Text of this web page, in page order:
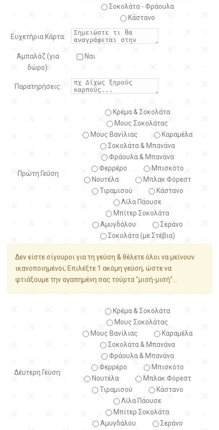
Σοκολάτα - Φράουλα
Κάστανο
Ευχετήρια Κάρτα:
Αμπαλάζ (για
δώρο):
Ναι
Παρατηρήσεις:
Πρώτη Γεύση
Κρέμα & Σοκολάτα
Μους Σοκολάτας
Μους Βανίλιας
Καραμέλα
Σοκολάτα & Μπανάνα
Φράουλα & Μπανάνα
Φερρέρο
Μπισκότο
Νουτέλα
Μπλακ Φόρεστ
Τιραμισού
Κάστανο
Λίλα Πάουσε
Μπίτερ Σοκολάτα
Αμυγδάλου
Σεράνο
Σοκολάτα (με Στέβια)
Δεν είστε σίγουροι για τη γεύση & θέλετε όλοι να μείνουν
ικανοποιημένοι; Επιλέξτε 1 ακόμη γεύση, ώστε να
φτιάξουμε την αγαπημένη σας τούρτα "μισή-μισή"...
Δέυτερη Γεύση:
Κρέμα & Σοκολάτα
Μους Σοκολάτας
Μους Βανίλιας
Καραμέλα
Σοκολάτα & Μπανάνα
Φράουλα & Μπανάνα
Φερρέρο
Μπισκότο
Νουτέλα
Μπλακ Φόρεστ
Τιραμισού
Κάστανο
Λίλα Πάουσε
Μπίτερ Σοκολάτα
Αμυγδάλου
Σεράνο